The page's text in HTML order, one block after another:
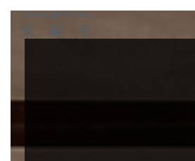
臨済宗東福寺派大本山
東福寺